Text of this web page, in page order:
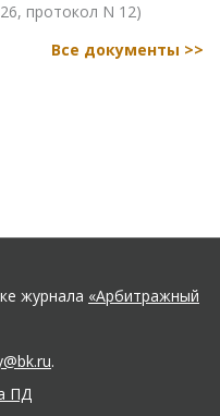
протокол N 12)
Все документы >>
журнала «Арбитражный
.
ПД